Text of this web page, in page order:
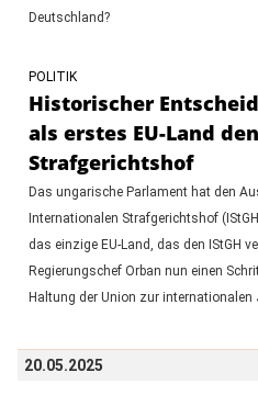
Deutschland?
POLITIK
Historischer
als erstes EU-Land
Strafgerichtshof
Das ungarische Parlament hat den
Internationalen Strafgerichtshof
das einzige EU-Land, das den IStGH
Regierungschef Orban nun einen
Haltung der Union zur internationalen
20.05.2025